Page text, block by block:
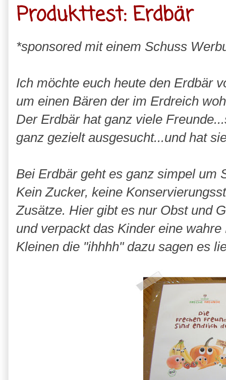
Produkttest: Erdbär
*sponsored mit einem Schuss
Ich möchte euch heute den Erdbär
um einen Bären der im Erdreich
Der Erdbär hat ganz viele
ganz gezielt ausgesucht...und hat
Bei Erdbär geht es ganz simpel um
Kein Zucker, keine
Zusätze. Hier gibt es nur Obst und
und verpackt das Kinder eine
Kleinen die "ihhhh" dazu sagen es